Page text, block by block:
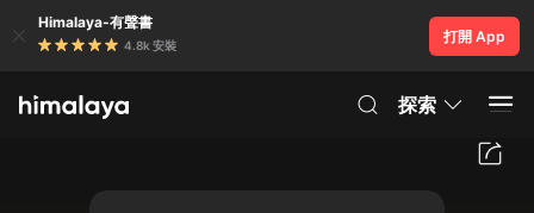
Himalaya-有聲書
4.8k 安裝
打開 App
探索